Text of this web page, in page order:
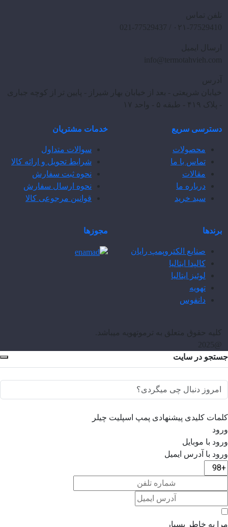
تلفن تماس
۰۲۱-77529410 / 021-77529437
ارسال ایمیل
info@termotahvieh.com
آدرس
خیابان شریعتی - بعد از خیابان بهار شیراز - پایین تر از کوچه جباری
- پلاک ۴۱۹ - طبقه ۵ - واحد ۱۷
دسترسی سریع
محصولات
تماس با ما
مقالات
درباره ما
سبد خرید
خدمات مشتریان
سوالات متداول
شرایط تحویل و ارائه کالا
نحوه ثبت سفارش
نحوه ارسال سفارش
قوانین مرجوعی کالا
برندها
صنایع الکتروپمپ رایان
کالپدا ایتالیا
لوئیز ایتالیا
تهویه
دانفوس
مجوزها
کلیه حقوق متعلق به ترموتهویه میباشد.
@2025
جستجو در سایت
کلمات کلیدی پیشنهادی پمپ اسپلیت چیلر
ورود
ورود با موبایل
ورود با ‫آدرس ایمیل
مرا به خاطر بسپار